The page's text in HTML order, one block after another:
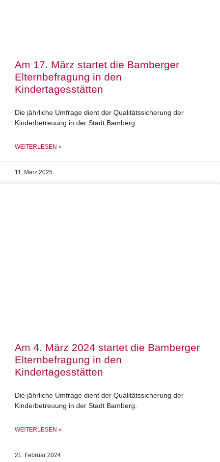
Am 17. März startet die Bamberger
Elternbefragung in den
Kindertagesstätten
Die jährliche Umfrage dient der Qualitätssicherung der
Kinderbetreuung in der Stadt Bamberg.
WEITERLESEN »
11. März 2025
Am 4. März 2024 startet die Bamberger
Elternbefragung in den
Kindertagesstätten
Die jährliche Umfrage dient der Qualitätssicherung der
Kinderbetreuung in der Stadt Bamberg.
WEITERLESEN »
21. Februar 2024